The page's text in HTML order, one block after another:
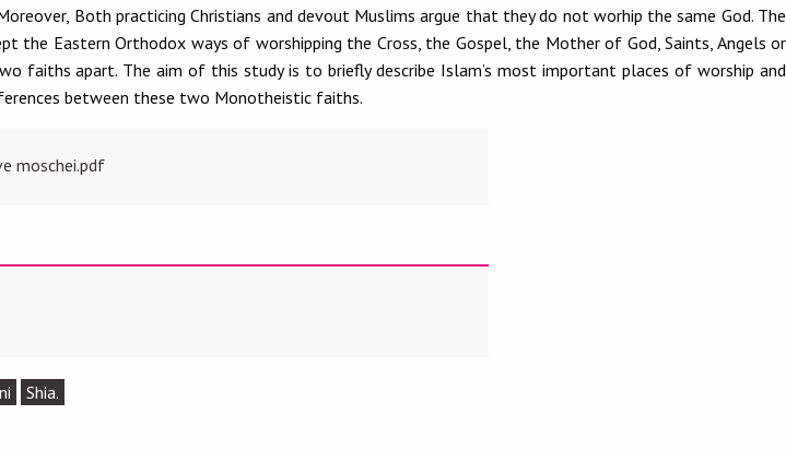
Both practicing Christians and devout Muslims argue that they do not worhip the same God. The
the Eastern Orthodox ways of worshipping the Cross, the Gospel, the Mother of God, Saints, Angels or
faiths apart. The aim of this study is to briefly describe Islam’s most important places of worship and
between these two Monotheistic faiths.
moschei.pdf
Shia.